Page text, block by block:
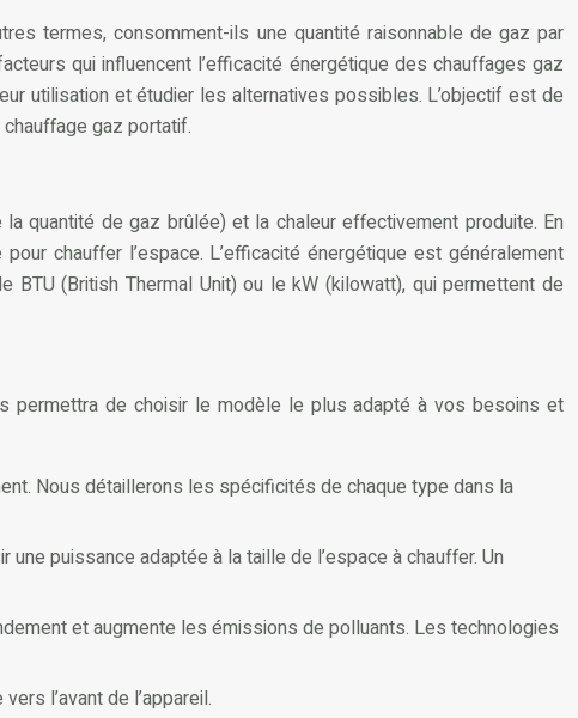
termes, consomment-ils une quantité raisonnable de gaz par
qui influencent l’efficacité énergétique des chauffages gaz
utilisation et étudier les alternatives possibles. L’objectif est de
gaz portatif.
quantité de gaz brûlée) et la chaleur effectivement produite. En
chauffer l’espace. L’efficacité énergétique est généralement
(British Thermal Unit) ou le kW (kilowatt), qui permettent de
permettra de choisir le modèle le plus adapté à vos besoins et
Nous détaillerons les spécificités de chaque type dans la
puissance adaptée à la taille de l’espace à chauffer. Un
et augmente les émissions de polluants. Les technologies
l’avant de l’appareil.